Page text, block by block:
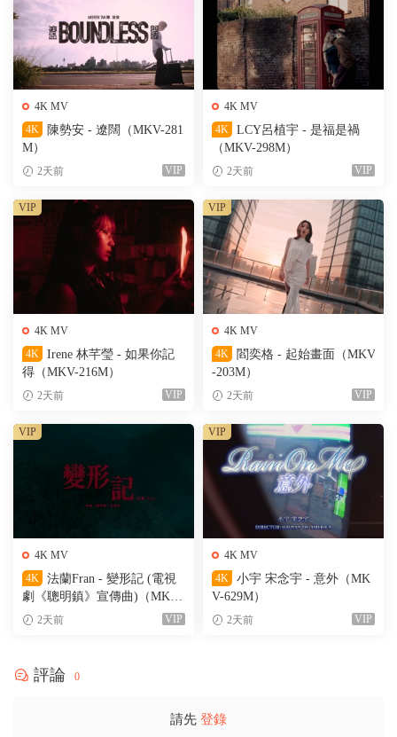
4K MV
4K
陳勢安 - 遼闊（MKV-281
M）
2天前 VIP
4K MV
4K
LCY呂植宇 - 是福是禍
（MKV-298M）
2天前 VIP
4K MV
4K
Irene 林芊瑩 - 如果你記
得（MKV-216M）
2天前 VIP
VIP
4K MV
4K
閻奕格 - 起始畫面（MKV
-203M）
2天前 VIP
VIP
4K MV
4K
法蘭Fran - 變形記 (電視
劇《聰明鎮》宣傳曲)（MKV-
205M）
2天前 VIP
VIP
4K MV
4K
小宇 宋念宇 - 意外（MK
V-629M）
2天前 VIP
VIP
評論 0
請先 登錄